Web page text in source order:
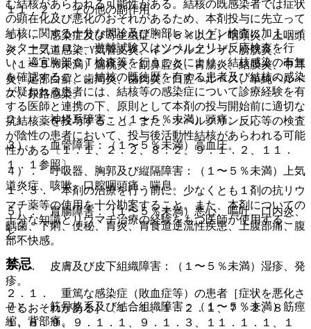
む結核があらわれる可能性がある。結核の既感染者では症状
の顕在化及び悪化のおそれがあるため、本剤投与に先立って
結核に関する十分な問診及び胸部レントゲン検査に加え、イ
ンターフェロン−γ遊離試験又はツベルクリン反応検査を行
い、適宜胸部ＣＴ検査等を行うことにより、結核感染の有無
を確認すること。結核の既往歴を有する患者及び結核の感染
が疑われる患者には、結核等の感染症について診療経験を有
する医師と連携の下、原則として本剤の投与開始前に適切な
抗結核薬を投与すること。また、ツベルクリン反応等の検査
が陰性の患者において、投与後活動性結核があらわれる可能
性がある〔１．１、２．２、８．２、９．１．２、１１．
１．１参照〕。
１．３． 本剤の治療を行う前に、少なくとも１剤の抗リウ
マチ薬等の使用を十分勘案すること。また、本剤についての
十分な知識とリウマチ治療の経験をもつ医師が使用するこ
と。
禁忌
２．１． 重篤な感染症（敗血症等）の患者［症状を悪化さ
せるおそれがある］〔１．１、１．２．１、７．２、８．
１、８．９、９．１．１、９．１．３、１１．１．１、１
１１．２． その他の副作用
１）． 感染症及び寄生虫症：（５％以上）咽頭炎、上咽頭
炎、上気道感染、気管支炎、インフルエンザ、膀胱炎、
（１〜５％未満）扁桃炎、副鼻腔炎、胃腸炎、結膜炎、中耳
炎、足部白癬、歯周炎、歯肉炎、口腔ヘルペス、単純ヘルペ
ス、尿路感染。
２）． 神経系障害：（１〜５％未満）頭痛。
３）． 血管障害：（１〜５％未満）高血圧。
４）． 呼吸器、胸郭及び縦隔障害：（１〜５％未満）上気
道炎症、咳嗽、口腔咽頭痛、喘息。
５）． 胃腸障害：（１〜５％未満）悪心、嘔吐、口内炎、
齲歯、下痢、便秘、胃炎、胃食道逆流性疾患、上腹部痛、腹
部不快感。
６）． 皮膚及び皮下組織障害：（１〜５％未満）湿疹、発
疹。
７）． 筋骨格系及び結合組織障害：（１〜５％未満）筋痙
縮、背部痛。